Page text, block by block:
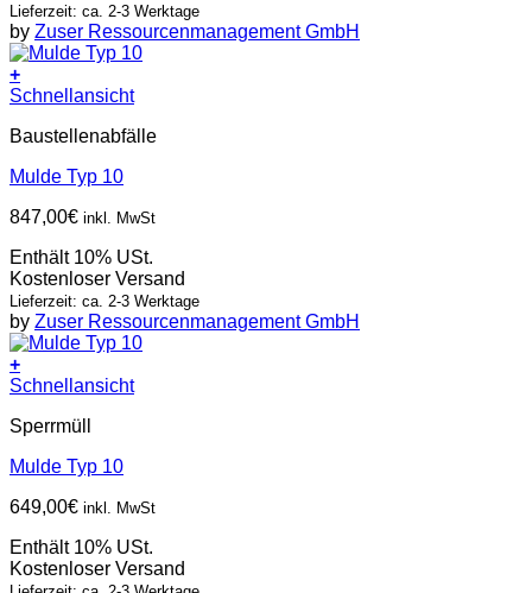
Lieferzeit: ca. 2-3 Werktage
by Zuser Ressourcenmanagement GmbH
+
Schnellansicht
Baustellenabfälle
Mulde Typ 10
847,00€ inkl. MwSt
Enthält 10% USt.
Kostenloser Versand
Lieferzeit: ca. 2-3 Werktage
by Zuser Ressourcenmanagement GmbH
+
Schnellansicht
Sperrmüll
Mulde Typ 10
649,00€ inkl. MwSt
Enthält 10% USt.
Kostenloser Versand